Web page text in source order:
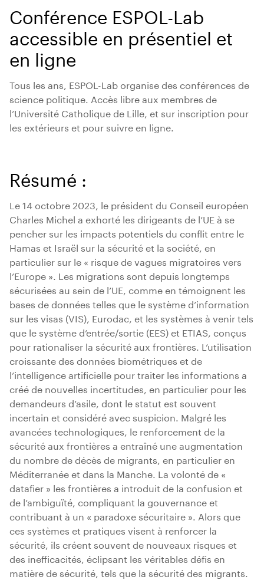
Conférence ESPOL-Lab
accessible en présentiel et
en ligne
Tous les ans, ESPOL-Lab organise des conférences de
science politique. Accès libre aux membres de
l’Université Catholique de Lille, et sur inscription pour
les extérieurs et pour suivre en ligne.
Résumé :
Le 14 octobre 2023, le président du Conseil européen
Charles Michel a exhorté les dirigeants de l’UE à se
pencher sur les impacts potentiels du conflit entre le
Hamas et Israël sur la sécurité et la société, en
particulier sur le « risque de vagues migratoires vers
l’Europe ». Les migrations sont depuis longtemps
sécurisées au sein de l’UE, comme en témoignent les
bases de données telles que le système d’information
sur les visas (VIS), Eurodac, et les systèmes à venir tels
que le système d’entrée/sortie (EES) et ETIAS, conçus
pour rationaliser la sécurité aux frontières. L’utilisation
croissante des données biométriques et de
l’intelligence artificielle pour traiter les informations a
créé de nouvelles incertitudes, en particulier pour les
demandeurs d’asile, dont le statut est souvent
incertain et considéré avec suspicion. Malgré les
avancées technologiques, le renforcement de la
sécurité aux frontières a entraîné une augmentation
du nombre de décès de migrants, en particulier en
Méditerranée et dans la Manche. La volonté de «
datafier » les frontières a introduit de la confusion et
de l’ambiguïté, compliquant la gouvernance et
contribuant à un « paradoxe sécuritaire ». Alors que
ces systèmes et pratiques visent à renforcer la
sécurité, ils créent souvent de nouveaux risques et
des inefficacités, éclipsant les véritables défis en
matière de sécurité, tels que la sécurité des migrants.